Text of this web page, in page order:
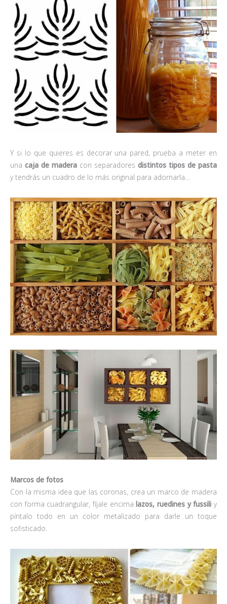
Y si lo que quieres es decorar una pared, prueba a meter en
una caja de madera con separadores distintos tipos de pasta
y tendrás un cuadro de lo más original para adornarla…
Marcos de fotos
Con la misma idea que las coronas, crea un marco de madera
con forma cuadrangular, fíjale encimalazos, ruedines y fussili y
píntalo todo en un color metalizado para darle un toque
sofisticado.